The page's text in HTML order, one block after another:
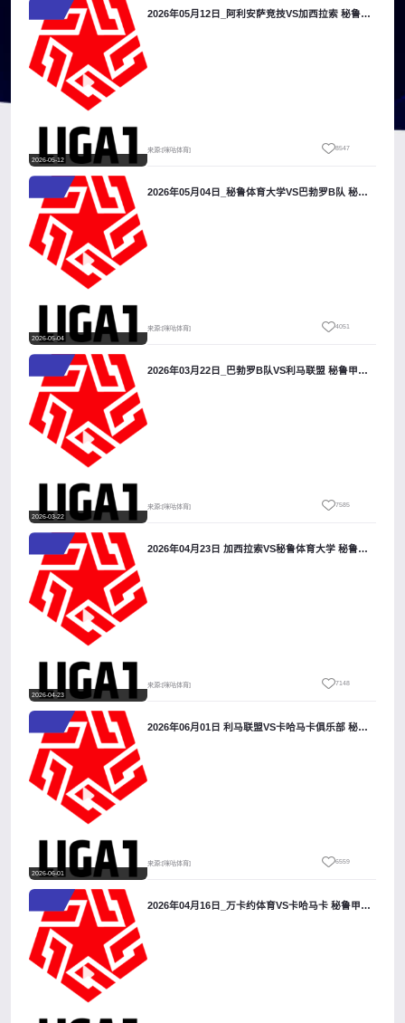
2026-05-12
2026年05月12日_阿利安萨竞技VS加西拉索 秘鲁甲录像_全场录像【全场回放】
来源:[咪咕体育] 8547
2026-05-04
2026年05月04日_秘鲁体育大学VS巴勃罗B队 秘鲁甲录像_全场录像【高清回放】
来源:[咪咕体育] 4051
2026-03-22
2026年03月22日_巴勃罗B队VS利马联盟 秘鲁甲录像_高清录像【全场回放】
来源:[咪咕体育] 7585
2026-04-23
2026年04月23日 加西拉索VS秘鲁体育大学 秘鲁甲_全场录像【视频集锦】
来源:[咪咕体育] 7148
2026-06-01
2026年06月01日 利马联盟VS卡哈马卡俱乐部 秘鲁甲_全场录像【全场回放】
来源:[咪咕体育] 6559
2026年04月16日_万卡约体育VS卡哈马卡 秘鲁甲录像_全场录像【全场回放】